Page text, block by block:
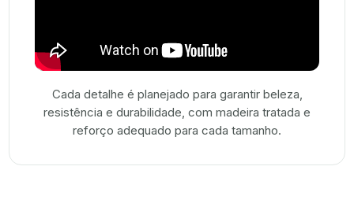
Cada detalhe é planejado para garantir beleza,
resistência e durabilidade, com madeira tratada e
reforço adequado para cada tamanho.